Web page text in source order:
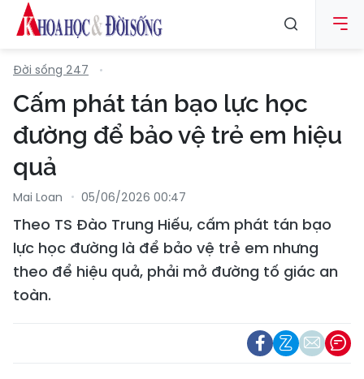
Đời sống 247
Cấm phát tán bạo lực học
đường để bảo vệ trẻ em hiệu
quả
Mai Loan 05/06/2026 00:47
Theo TS Đào Trung Hiếu, cấm phát tán bạo
lực học đường là để bảo vệ trẻ em nhưng
theo để hiệu quả, phải mở đường tố giác an
toàn.